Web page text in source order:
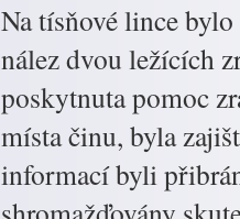
Na tísňové lince
nález dvou ležících
poskytnuta pomoc
místa činu, byla
informací byli